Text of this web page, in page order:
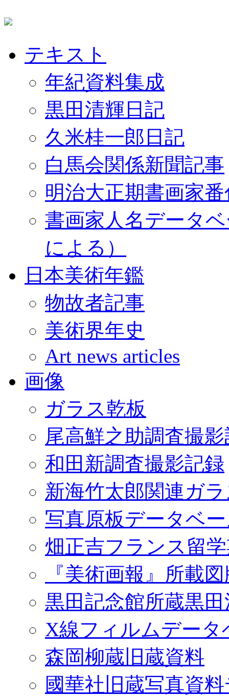
テキスト
年紀資料集成
黒田清輝日記
久米桂一郎日記
白馬会関係新聞記事
明治大正期書画家
書画家人名データ
による）
日本美術年鑑
物故者記事
美術界年史
Art news articles
画像
ガラス乾板
尾高鮮之助調査撮
和田新調査撮影記録
新海竹太郎関連ガ
写真原板データベ
畑正吉フランス留
『美術画報』所載
黒田記念館所蔵黒
X線フィルムデータ
森岡柳蔵旧蔵資料
國華社旧蔵写真資